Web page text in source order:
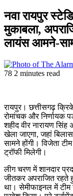
नवा रायपुर
मुकाबला,
लायंस आमने-
78 2 minutes read
रायपुर। छत्तीसगढ़
रोमांचक और निर्णायक
शहीद वीर नारायण
खेला जाएगा, जहां
सामने होंगी। विजेता
ट्रॉफी मिलेगी।
लीग चरण में शानदार
जीतकर अपराजित रहते
था। सेमीफाइनल में